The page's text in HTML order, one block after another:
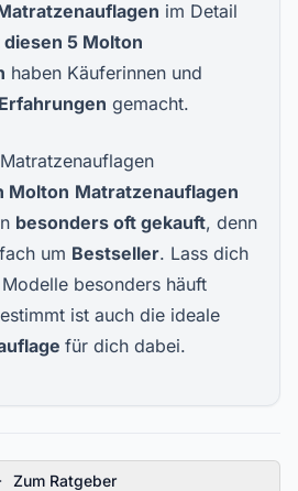
im Detail
diesen 5 Molton
haben Käuferinnen und
gemacht.
Molton Matratzenauflagen
besonders oft gekauft, denn
um Bestseller. Lass dich
besonders häuft
ist auch die ideale
für dich dabei.
Zum Ratgeber